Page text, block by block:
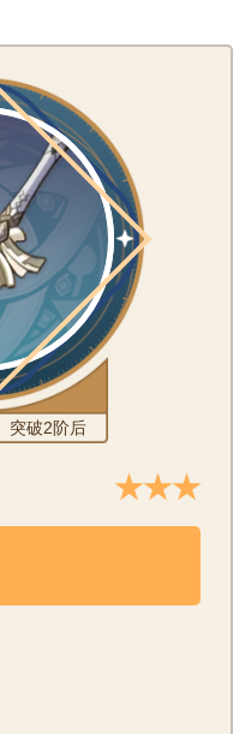
突破2阶后
★★★